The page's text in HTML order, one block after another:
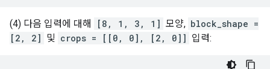
(4) 다음 입력에 대해 [8, 1, 3, 1] 모양, block_shape =
[2, 2] 및 crops = [[0, 0], [2, 0]] 입력: